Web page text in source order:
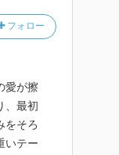
フォロー
愛が擦
、最初
をそろ
いテー